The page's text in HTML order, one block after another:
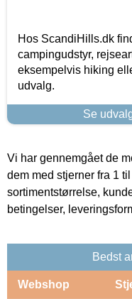
Hos ScandiHills.dk
campingudstyr,
eksempelvis hiking
udvalg.
Se
Vi har gennemgået de
dem med stjerner fra 1
sortimentstørrelse,
betingelser,
Bedst
Webshop